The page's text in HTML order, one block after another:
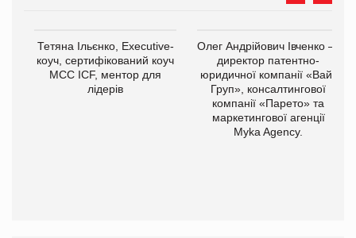
Тетяна Ільєнко, Executive-
коуч, сертифікований коуч
МСС ICF, ментор для
лідерів
Олег Андрійович Івченко —
директор патентно-
юридичної компанії «Вайз
Груп», консалтингової
компанії «Парето» та
маркетингової агенції
Myka Agency.